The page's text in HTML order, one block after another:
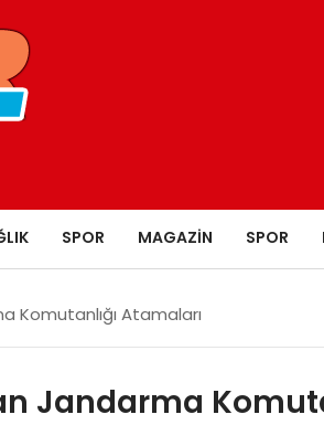
SPOR MAGAZIN SPOR
Komutanlığı Atamaları
Jandarma